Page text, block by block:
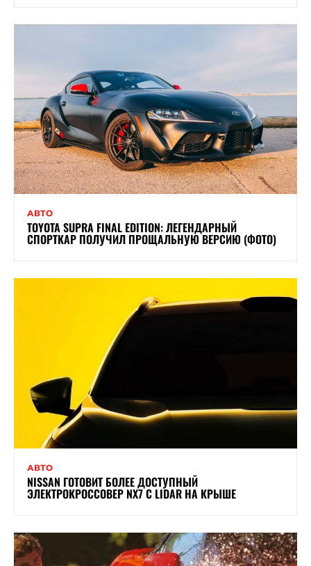
АВТО
TOYOTA SUPRA FINAL EDITION: ЛЕГЕНДАРНЫЙ
СПОРТКАР ПОЛУЧИЛ ПРОЩАЛЬНУЮ ВЕРСИЮ (ФОТО)
АВТО
NISSAN ГОТОВИТ БОЛЕЕ ДОСТУПНЫЙ
ЭЛЕКТРОКРОССОВЕР NX7 С LIDAR НА КРЫШЕ